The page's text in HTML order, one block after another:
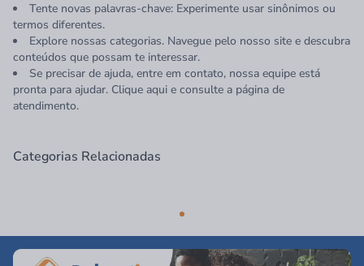
Tente novas palavras-chave: Experimente usar sinônimos ou
termos diferentes.
Explore nossas categorias. Navegue pelo nosso site e descubra
conteúdos que possam te interessar.
Se precisar de ajuda, entre em contato, nossa equipe está
pronta para ajudar. Clique aqui e consulte a página de
atendimento.
Categorias Relacionadas